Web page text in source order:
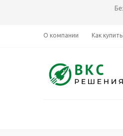
О компании Как купить